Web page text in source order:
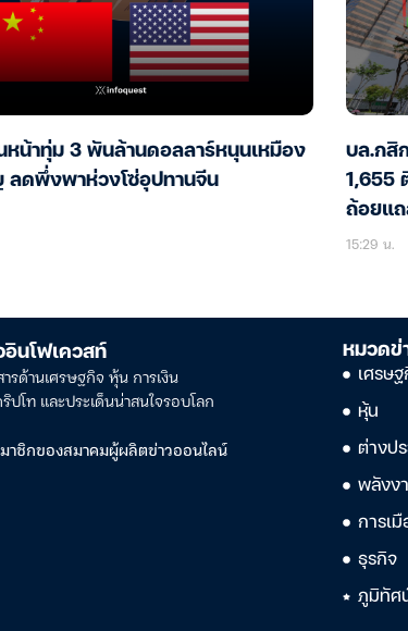
หน้าทุ่ม 3 พันล้านดอลลาร์หนุนเหมือง
ลดพึ่งพาห่วงโซ่อุปทานจีน
บล.กสิ
1,655
ถ้อยแ
15:29 น.
อินโฟเควสท์
รด้านเศรษฐกิจ หุ้น การเงิน
ปโท และประเด็นน่าสนใจรอบโลก
าชิกของสมาคมผู้ผลิตข่าวออนไลน์
หมวดข่
เศรษฐ
หุ้น
ต่างปร
พลังง
การเมื
ธุรกิจ
ภูมิทัศ